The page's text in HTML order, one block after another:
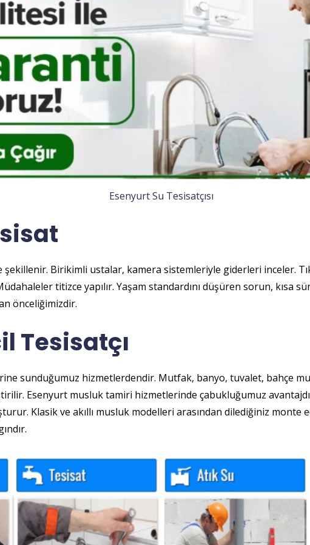
Esenyurt Su Tesisatçısı
şekillenir. Birikimli ustalar, kamera sistemleriyle giderleri inceler.
titizce yapılır. Yaşam standardını düşüren sorun, kısa
önceliğimizdir.
Tesisatçı
sunduğumuz hizmetlerdendir. Mutfak, banyo, tuvalet, bahçe
Esenyurt musluk tamiri hizmetlerinde çabukluğumuz
Klasik ve akıllı musluk modelleri arasından dilediğiniz monte